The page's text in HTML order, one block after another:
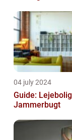
04 july 2024
Guide:
Jammerbugt